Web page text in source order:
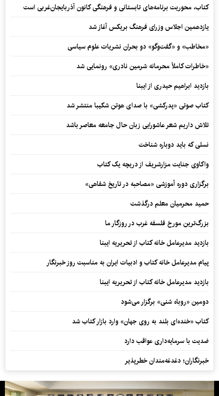
کتاب، محوریت برنامه‌های تابستانی و فرهنگی کانون آذربایجان‌غربی است
یازدهمین اجلاس وزرای فرهنگ بریکس آغاز شد
«مخاطب» و «گفت‌وگو» دو بحران نشریات علوم سیاسی
«خاطرات کاملاً محرمانه شرمین نادری» رونمایی شد
بازدید ابراهیم حیدری از ایبنا
کتاب صوتی «پدرکشی» با صدای هوتن شکیبا منتشر شد
تلاش داریم شعر عاشورایی زبان حال جامعه معاصر باشد
نسلی که باید دوباره شناخت
واکاوی جنایت مزارشریف از دریچه یک کتاب
برگزاری دوره آموزشی «مصاحبه در تاریخ شفاهی»
حمید محرمیان معلم درگذشت
بزرگ‌ترین مورخ فلسفه غرب در روزگار ما
بازدید مدیرعامل خانه کتاب از تحریریه ایبنا
پیام مدیرعامل خانه کتاب و ادبیات ایران به مناسبت روز خبرنگار
بازدید مدیرعامل خانه کتاب از تحریریه ایبنا
دومین «روباه شنی» برگزار می‌شود
کتاب «خنده‌ای بلند به روی جهان» وارد بازار کتاب شد
ضدیت با سرمایه‌داری عواقب دارد
خبرنگاران؛ دغدغه‌مندان خطرپذیر